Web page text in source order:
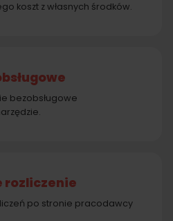
koszt z własnych środków.
bezobsługowe
rozliczenie
po stronie pracodawcy